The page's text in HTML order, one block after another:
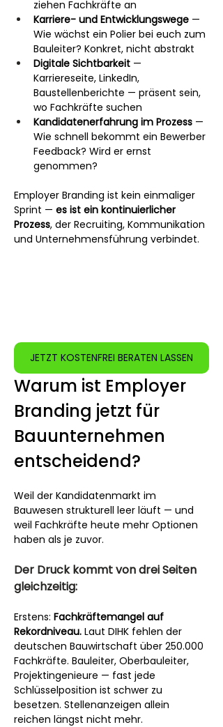
ziehen Fachkräfte an
Karriere- und Entwicklungswege —
Wie wächst ein Polier bei euch zum
Bauleiter? Konkret, nicht abstrakt
Digitale Sichtbarkeit —
Karriereseite, LinkedIn,
Baustellenberichte — präsent sein,
wo Fachkräfte suchen
Kandidatenerfahrung im Prozess —
Wie schnell bekommt ein Bewerber
Feedback? Wird er ernst
genommen?
Employer Branding ist kein einmaliger
Sprint — es ist ein kontinuierlicher
Prozess, der Recruiting, Kommunikation
und Unternehmensführung verbindet.
JETZT KOSTENFREI BERATEN LASSEN
Warum ist Employer
Branding jetzt für
Bauunternehmen
entscheidend?
Weil der Kandidatenmarkt im
Bauwesen strukturell leer läuft — und
weil Fachkräfte heute mehr Optionen
haben als je zuvor.
Der Druck kommt von drei Seiten
gleichzeitig:
Erstens: Fachkräftemangel auf
Rekordniveau. Laut DIHK fehlen der
deutschen Bauwirtschaft über 250.000
Fachkräfte. Bauleiter, Oberbauleiter,
Projektingenieure — fast jede
Schlüsselposition ist schwer zu
besetzen. Stellenanzeigen allein
reichen längst nicht mehr.